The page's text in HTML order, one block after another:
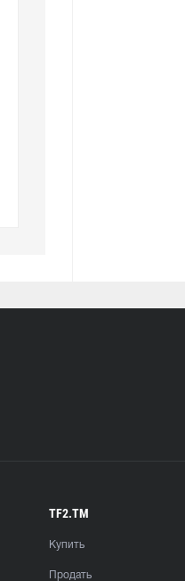
TF2.TM
Купить
Продать